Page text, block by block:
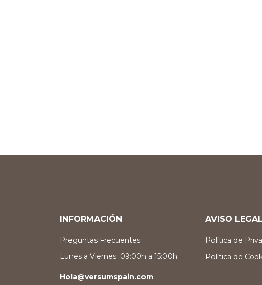
INFORMACIÓN
Preguntas Frecuentes
Lunes a Viernes: 09:00h a 15:00h
Hola@versumspain.com
AVISO LEGAL
Política de
Política de